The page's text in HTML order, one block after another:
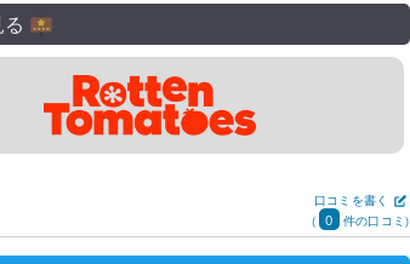
口コミを書く
(
0 件の口コミ)